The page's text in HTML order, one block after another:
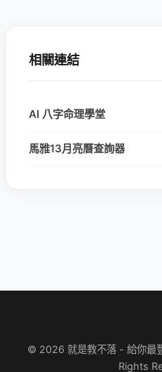
相關連結
AI 八字命理學堂
馬雅13月亮曆查詢器
© 2026 就是教不落 - 給你最
Rights